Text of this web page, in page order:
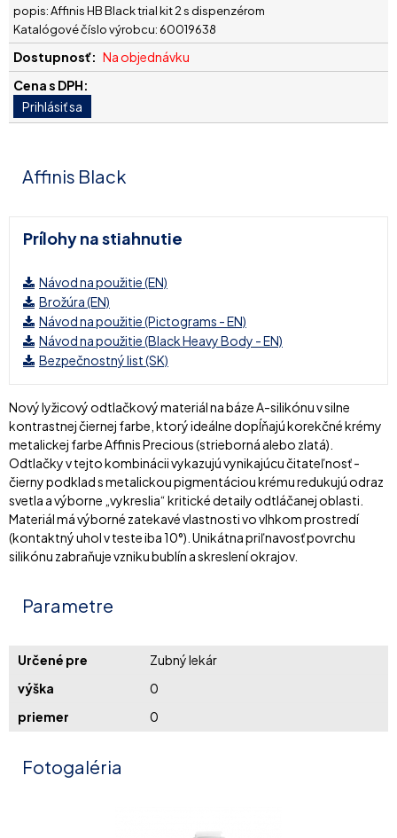
popis: Affinis HB Black trial kit 2 s dispenzérom
Katalógové číslo výrobcu: 60019638
Na objednávku
Affinis Black
Prílohy na stiahnutie
Návod na použitie (EN)
Brožúra (EN)
Návod na použitie (Pictograms - EN)
Návod na použitie (Black Heavy Body - EN)
Bezpečnostný list (SK)
Nový lyžicový odtlačkový materiál na báze A-silikónu v silne
kontrastnej čiernej farbe, ktorý ideálne dopĺňajú korekčné krémy
metalickej farbe Affinis Precious (strieborná alebo zlatá).
Odtlačky v tejto kombinácii vykazujú vynikajúcu čitateľnosť -
čierny podklad s metalickou pigmentáciou krému redukujú odraz
svetla a výborne „vykreslia“ kritické detaily odtláčanej oblasti.
Materiál má výborné zatekavé vlastnosti vo vlhkom prostredí
(kontaktný uhol v teste iba 10°). Unikátna priľnavosť povrchu
silikónu zabraňuje vzniku bublín a skreslení okrajov.
Parametre
Určené pre
Zubný lekár
výška
0
priemer
0
Fotogaléria